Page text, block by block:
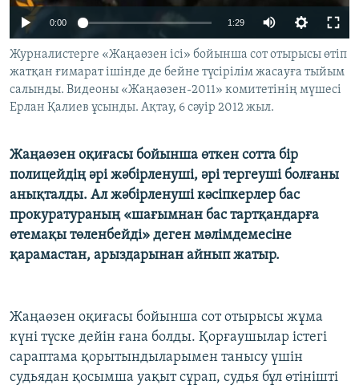
Басқа тілдерде
0:00 1:29
Журналистерге «Жаңаөзен ісі» бойынша сот отырысы өтіп
жатқан ғимарат ішінде де бейне түсірілім жасауға тыйым
салынды. Видеоны «Жаңаөзен-2011» комитетінің мүшесі
Ерлан Қалиев ұсынды. Ақтау, 6 сәуір 2012 жыл.
Жаңаөзен оқиғасы бойынша өткен сотта бір
полицейдің әрі жәбірленуші, әрі тергеуші болғаны
анықталды. Ал жәбірленуші кәсіпкерлер бас
прокуратураның «шағымнан бас тартқандарға
өтемақы төленбейді» деген мәлімдемесіне
қарамастан, арыздарынан айнып жатыр.
Жаңаөзен оқиғасы бойынша сот отырысы жұма
күні түске дейін ғана болды. Қорғаушылар істегі
сараптама қорытындыларымен танысу үшін
судьядан қосымша уақыт сұрап, судья бұл өтінішті